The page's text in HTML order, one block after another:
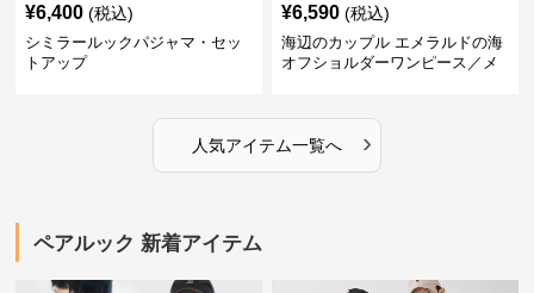
¥6,400 (税込)
シミラールックパジャマ・セッ
トアップ
¥6,590 (税込)
海辺のカップル エメラルドの海
オフショルダーワンピース／メ
人気アイテム一覧へ ›
ペアルック 新着アイテム